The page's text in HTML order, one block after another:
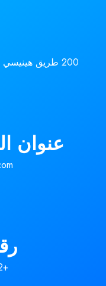
200 طريق هينيسي ، جناح 603 وان تشاي ، هونج كونج
عنوان
+852 5801 5055